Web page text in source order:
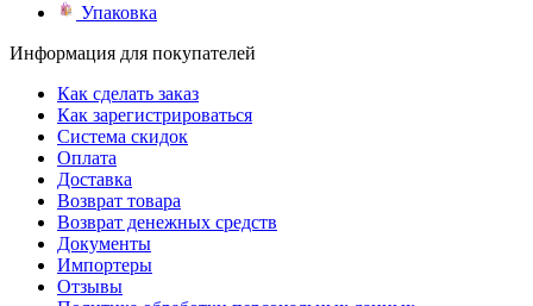
Упаковка
Информация для покупателей
Как сделать заказ
Как зарегистрироваться
Система скидок
Оплата
Доставка
Возврат товара
Возврат денежных средств
Документы
Импортеры
Отзывы